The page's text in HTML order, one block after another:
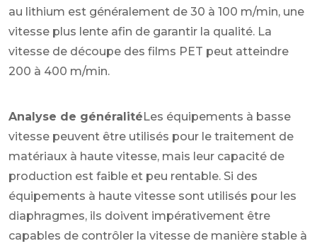
au lithium est généralement de 30 à 100 m/min, une
vitesse plus lente afin de garantir la qualité. La
vitesse de découpe des films PET peut atteindre
200 à 400 m/min.
Analyse de généralitéLes équipements à basse
vitesse peuvent être utilisés pour le traitement de
matériaux à haute vitesse, mais leur capacité de
production est faible et peu rentable. Si des
équipements à haute vitesse sont utilisés pour les
diaphragmes, ils doivent impérativement être
capables de contrôler la vitesse de manière stable à